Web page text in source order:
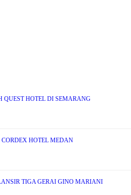
QUEST HOTEL DI SEMARANG
HOTEL MEDAN
TIGA GERAI GINO MARIANI